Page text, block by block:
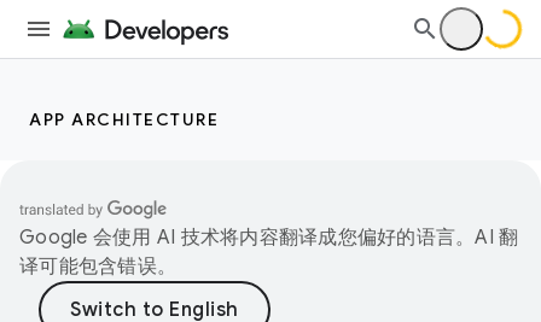
APP ARCHITECTURE
Google 会使用 AI 技术将内容翻译成您偏好的语言。AI 翻
译可能包含错误。